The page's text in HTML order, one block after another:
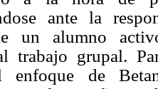
ante la
un alumno
trabajo grupal.
enfoque de